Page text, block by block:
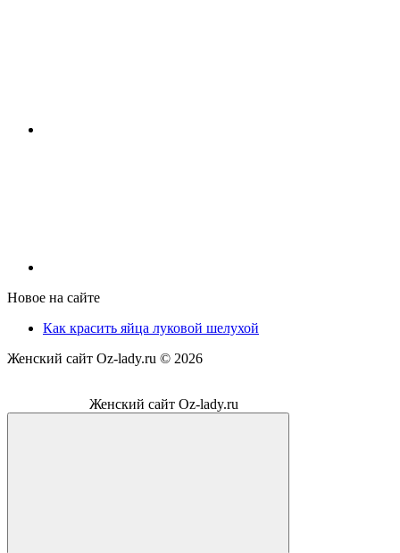
Новое на сайте
Как красить яйца луковой шелухой
Женский сайт Oz-lady.ru © 2026
Женский сайт Oz-lady.ru